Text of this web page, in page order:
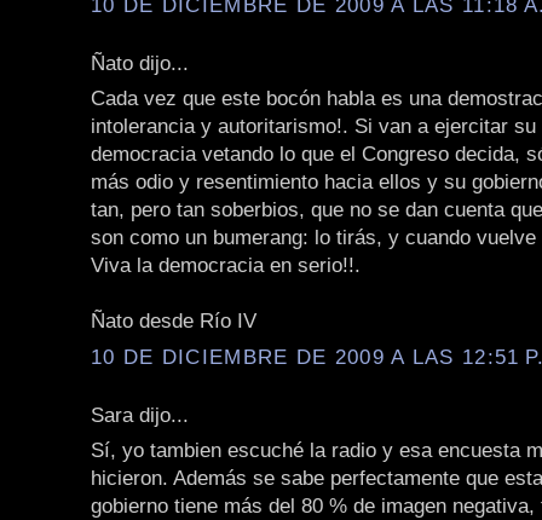
Ñato dijo...
Cada vez que este bocón habla es una
intolerancia y autoritarismo!. Si van a ejercitar su
democracia vetando lo que el Congreso decida,
más odio y resentimiento hacia ellos y su
tan, pero tan soberbios, que no se dan cuenta
son como un bumerang: lo tirás, y cuando
Viva la democracia en serio!!.
Ñato desde Río IV
10 DE DICIEMBRE DE 2009 A LAS 12:51
Sara dijo...
Sí, yo tambien escuché la radio y esa encuesta
hicieron. Además se sabe perfectamente que
gobierno tiene más del 80 % de imagen negativa,